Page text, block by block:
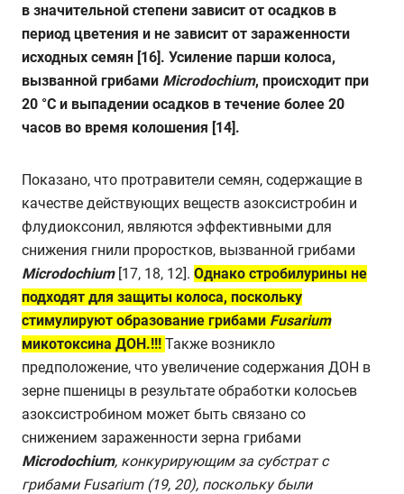
в значительной степени зависит от осадков в
период цветения и не зависит от зараженности
исходных семян [16]. Усиление парши колоса,
вызванной грибами Microdochium, происходит при
20 °С и выпадении осадков в течение более 20
часов во время колошения [14].
Показано, что протравители семян, содержащие в
качестве действующих веществ азоксистробин и
флудиоксонил, являются эффективными для
снижения гнили проростков, вызванной грибами
Microdochium[17, 18, 12]. Однако стробилурины не
подходят для защиты колоса, поскольку
стимулируют образование грибами Fusarium
микотоксина ДОН.!!! Также возникло
предположение, что увеличение содержания ДОН в
зерне пшеницы в результате обработки колосьев
азоксистробином может быть связано со
снижением зараженности зерна грибами
Microdochium, конкурирующим за субстрат с
грибами Fusarium(19, 20), поскольку были